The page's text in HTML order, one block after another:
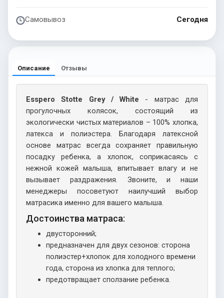
Самовывоз Сегодня
Описание Отзывы
Esspero Stotte Grey / White - матрас для
прогулочных колясок, состоящий из
экологически чистых материалов – 100% хлопка,
латекса и полиэстера. Благодаря латексной
основе матрас всегда сохраняет правильную
посадку ребенка, а хлопок, соприкасаясь с
нежной кожей малыша, впитывает влагу и не
вызывает раздражения. Звоните, и наши
менеджеры посоветуют наилучший выбор
матрасика именно для вашего малыша.
Достоинства матраса:
двусторонний;
предназначен для двух сезонов: сторона
полиэстер+хлопок для холодного времени
года, сторона из хлопка для теплого;
предотвращает сползание ребенка.